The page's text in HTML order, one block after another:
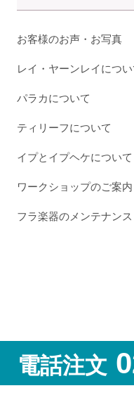
お客様のお声・お写真
レイ・ヤーンレイについ
パラカについて
ティリーフについて
イプとイプヘケについて
ワークショップのご案内
フラ楽器のメンテナン
電話注文